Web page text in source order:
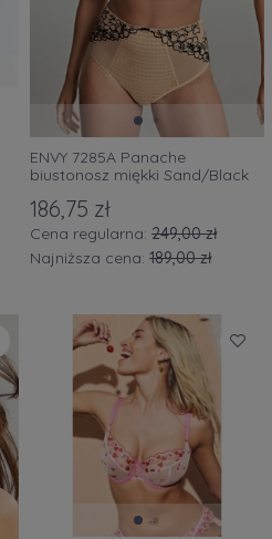
ENVY 7285A Panache
biustonosz miękki Sand/Black
186,75 zł
Cena regularna: 249,00 zł
Najniższa cena: 189,00 zł